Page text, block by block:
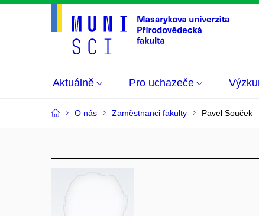
Aktuálně Pro uchazeče
O nás Zaměstnanci fakulty Pavel Souček